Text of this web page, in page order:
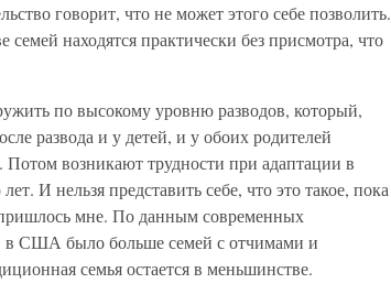
говорит, что не может этого себе позволить.
находятся практически без присмотра, что
по высокому уровню разводов, который,
развода и у детей, и у обоих родителей
Потом возникают трудности при адаптации в
И нельзя представить себе, что это такое, пока
пришлось мне. По данным современных
в США было больше семей с отчимами и
семья остается в меньшинстве.